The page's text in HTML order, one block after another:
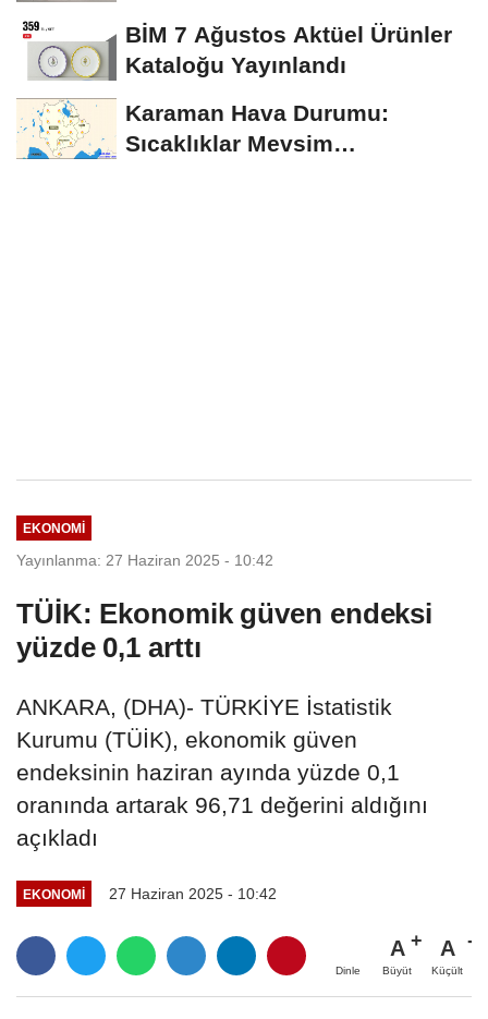
Uğurlandı
BİM 7 Ağustos Aktüel Ürünler
Kataloğu Yayınlandı
Karaman Hava Durumu:
Sıcaklıklar Mevsim
EKONOMI
Yayınlanma: 27 Haziran 2025 - 10:42
TÜİK: Ekonomik güven endeksi
yüzde 0,1 arttı
ANKARA, (DHA)- TÜRKİYE İstatistik
Kurumu (TÜİK), ekonomik güven
endeksinin haziran ayında yüzde 0,1
oranında artarak 96,71 değerini aldığını
açıkladı
EKONOMI 27 Haziran 2025 - 10:42
Dinle
A
Büyüt
A
Küçült